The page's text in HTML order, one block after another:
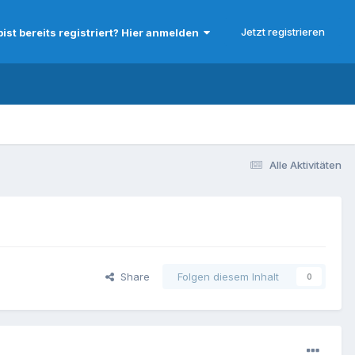
bereits registriert? Hier anmelden Jetzt registrieren
Alle Aktivitäten
Share Folgen diesem Inhalt 0